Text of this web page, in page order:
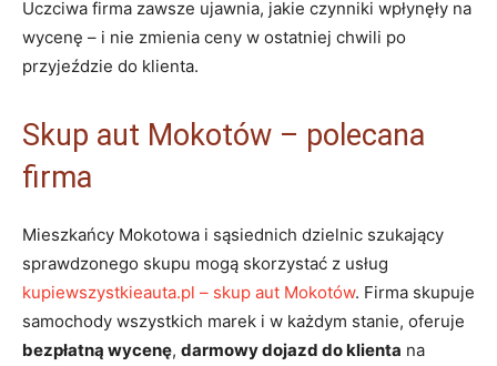
Uczciwa firma zawsze ujawnia, jakie czynniki wpłynęły na
wycenę – i nie zmienia ceny w ostatniej chwili po
przyjeździe do klienta.
Skup aut Mokotów – polecana
firma
Mieszkańcy Mokotowa i sąsiednich dzielnic szukający
sprawdzonego skupu mogą skorzystać z usług
kupiewszystkieauta.pl – skup aut Mokotów. Firma skupuje
samochody wszystkich marek i w każdym stanie, oferuje
bezpłatną wycenę, darmowy dojazd do klienta na